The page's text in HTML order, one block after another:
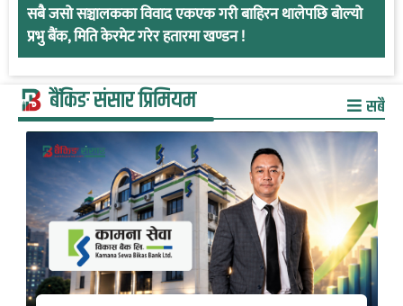
सबै जसो सञ्चालकका विवाद एकएक गरी बाहिरन थालेपछि बोल्यो
प्रभु बैंक, मिति केरमेट गरेर हतारमा खण्डन !
बैंकिङ संसार प्रिमियम सबै